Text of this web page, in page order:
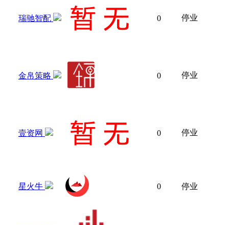
瑞驰智配 0 停业
金帛策略 0 停业
壹资网 0 停业
星火牛 0 停业